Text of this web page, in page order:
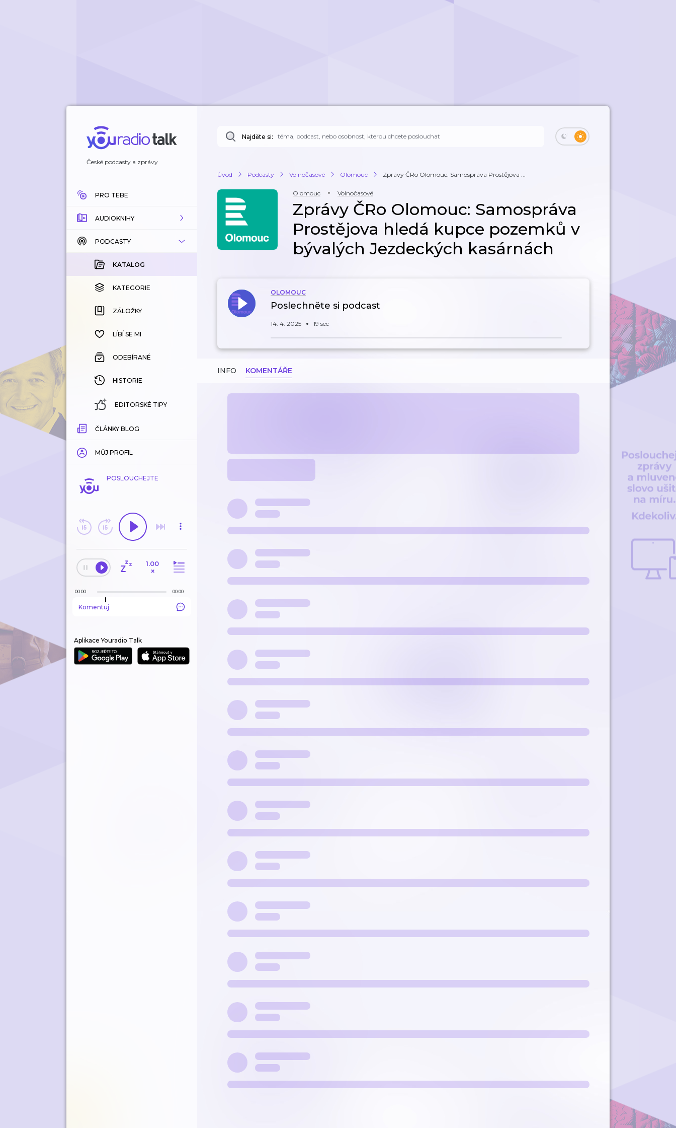
České podcasty a zprávy
PRO TEBE
AUDIOKNIHY
KATALOG
KOUPENÉ
KATEGORIE
ZÁLOŽKY
HISTORIE
PODCASTY
KATALOG
KATEGORIE
ZÁLOŽKY
LÍBÍ SE MI
ODEBÍRANÉ
HISTORIE
EDITORSKÉ TIPY
ČLÁNKY BLOG
MŮJ PROFIL
POSLOUCHEJTE
1.00
×
00:00 00:00
Komentuj
Aplikace Youradio Talk
Najděte si:
Úvod Podcasty Volnočasové Olomouc Zprávy ČRo Olomouc: Samospráva Prostějova ...
Olomouc Volnočasové
Zprávy ČRo Olomouc: Samospráva
Prostějova hledá kupce pozemků v
bývalých Jezdeckých kasárnách
OLOMOUC
Poslechněte si podcast
14. 4. 2025 19 sec
INFO KOMENTÁŘE